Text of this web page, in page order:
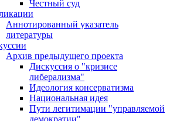
Честный суд
Аннотированный указатель
литературы
Архив предыдущего проекта
Дискуссия о "кризисе
либерализма"
Идеология консерватизма
Национальная идея
Пути легитимации "управляемой